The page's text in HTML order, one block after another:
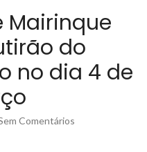
Mairinque
do
no dia 4 de
Comentários